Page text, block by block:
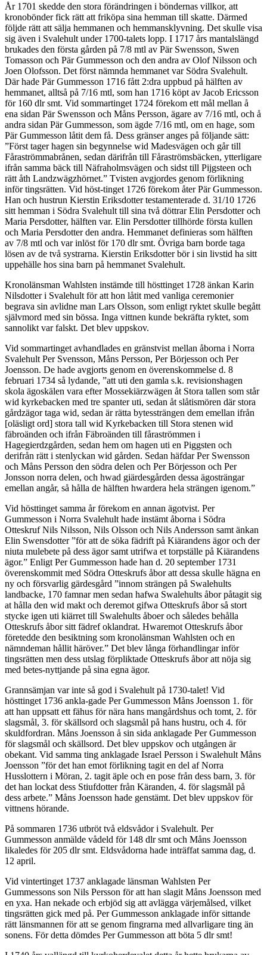
År 1701 skedde den stora förändringen i böndernas villkor, att
kronobönder fick rätt att friköpa sina hemman till skatte. Därmed
följde rätt att sälja hemmanen och hemmansklyvning. Det skulle visa
sig även i Svalehult under 1700-talets lopp. I 1717 års mantalslängd
brukades den första gården på 7/8 mtl av Pär Swensson, Swen
Tomasson och Pär Gummesson och den andra av Olof Nilsson och
Joen Olofsson. Det först nämnda hemmanet var Södra Svalehult.
Där hade Pär Gummesson 1716 fått 2:dra uppbud på hälften av
hemmanet, alltså på 7/16 mtl, som han 1716 köpt av Jacob Ericsson
för 160 dlr smt. Vid sommartinget 1724 förekom ett mål mellan å
ena sidan Pär Swensson och Måns Persson, ägare av 7/16 mtl, och å
andra sidan Pär Gummesson, som ägde 7/16 mtl, om en hage, som
Pär Gummesson låtit dem få. Dess gränser anges på följande sätt:
”Först tager hagen sin begynnelse wid Madesvägen och går till
Fåraströmmabrånen, sedan därifrån till Fåraströmsbäcken, ytterligare
ifrån samma bäck till Näfraholmsvägen och sidst till Pijgsteen och
rätt åth Landzwägzhörnet.” Tvisten avgjordes genom förlikning
inför tingsrätten. Vid höst-tinget 1726 förekom åter Pär Gummesson.
Han och hustrun Kierstin Eriksdotter testamenterade d. 31/10 1726
sitt hemman i Södra Svalehult till sina två döttrar Elin Persdotter och
Maria Persdotter, hälften var. Elin Persdotter tillhörde första kullen
och Maria Persdotter den andra. Hemmanet definieras som hälften
av 7/8 mtl och var inlöst för 170 dlr smt. Övriga barn borde taga
lösen av de två systrarna. Kierstin Eriksdotter bör i sin livstid ha sitt
uppehälle hos sina barn på hemmanet Svalehult.
Kronolänsman Wahlsten instämde till hösttinget 1728 änkan Karin
Nilsdotter i Svalehult för att hon låtit med vanliga ceremonier
begrava sin avlidne man Lars Olsson, som enligt ryktet skulle begått
självmord med sin bössa. Inga vittnen kunde bekräfta ryktet, som
sannolikt var falskt. Det blev uppskov.
Vid sommartinget avhandlades en gränstvist mellan åborna i Norra
Svalehult Per Svensson, Måns Persson, Per Börjesson och Per
Joensson. De hade avgjorts genom en överenskommelse d. 8
februari 1734 så lydande, ”att uti den gamla s.k. revisionshagen
skola ägoskälen vara efter Mossekiärzwägen åt Stora tallen som står
wid kyrkebacken med tre spanter uti, sedan åt slåtismören där stora
gårdzägor taga wid, sedan är rätta bytessträngen dem emellan ifrån
[oläsligt ord] stora tall wid Kyrkebacken till Stora stenen wid
fäbroänden och ifrån Fäbroänden till fåraströmmen i
Hagegierdzgården, sedan hem om hagen uti en Piggsten och
derifrån rätt i stenlyckan wid gården. Sedan häfdar Per Swensson
och Måns Persson den södra delen och Per Börjesson och Per
Jonsson norra delen, och hwad giärdesgården dessa ägosträngar
emellan angår, så hålla de hälften hwardera hela strängen igenom.”
Vid hösttinget samma år förekom en annan ägotvist. Per
Gummesson i Norra Svalehult hade instämt åborna i Södra
Otteskruf Nils Nilsson, Nils Olsson och Nils Andersson samt änkan
Elin Swensdotter ”för att de söka fädrift på Kiärandens ägor och der
niuta mulebete på dess ägor samt utrifwa et torpställe på Kiärandens
ägor.” Enligt Per Gummesson hade han d. 20 september 1731
överenskommit med Södra Otteskrufs åbor att dessa skulle hägna en
ny och försvarlig gärdesgård ”innom strängen på Swalehults
landbacke, 170 famnar men sedan hafwa Swalehults åbor påtagit sig
at hålla den wid makt och deremot gifwa Otteskrufs åbor så stort
stycke igen uti kiärret till Swalehults åboer och således behålla
Otteskrufs åbor sitt fädref oklandrat. Hwaremot Otteskrufs åbor
företedde den besiktning som kronolänsman Wahlsten och en
nämndeman hållit häröver.” Det blev långa förhandlingar inför
tingsrätten men dess utslag förpliktade Otteskrufs åbor att nöja sig
med betes-nyttjande på sina egna ägor.
Grannsämjan var inte så god i Svalehult på 1730-talet! Vid
hösttinget 1736 ankla-gade Per Gummesson Måns Joensson 1. för
att han uppsatt ett fähus för nära hans mangårdshus och tomt, 2. för
slagsmål, 3. för skällsord och slagsmål på hans hustru, och 4. för
skuldfordran. Måns Joensson å sin sida anklagade Per Gummesson
för slagsmål och skällsord. Det blev uppskov och utgången är
obekant. Vid samma ting anklagade Israel Persson i Swalehult Måns
Joensson ”för det han emot förlikning tagit en del af Norra
Husslottern i Möran, 2. tagit äple och en pose från dess barn, 3. för
det han lockat dess Stiufdotter från Käranden, 4. för slagsmål på
dess arbete.” Måns Joensson hade genstämt. Det blev uppskov för
vittnens hörande.
På sommaren 1736 utbröt två eldsvådor i Svalehult. Per
Gummesson anmälde vådeld för 148 dlr smt och Måns Joensson
likaledes för 205 dlr smt. Eldsvådorna hade inträffat samma dag, d.
12 april.
Vid vintertinget 1737 anklagade länsman Wahlsten Per
Gummessons son Nils Persson för att han slagit Måns Joensson med
en yxa. Han nekade och erbjöd sig att avlägga värjemålsed, vilket
tingsrätten gick med på. Per Gummesson anklagade inför sittande
rätt länsmannen för att se genom fingrarna med allvarligare ting än
sonens. För detta dömdes Per Gummesson att böta 5 dlr smt!